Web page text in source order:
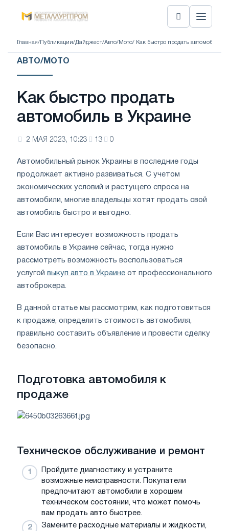
Главная/ Публикации/Дайджест/Авто/Мото/ Как быстро продать автомобиль в
АВТО/МОТО
Как быстро продать
автомобиль в Украине
2 МАЯ 2023, 10:23 13 0
Автомобильный рынок Украины в последние годы
продолжает активно развиваться. С учетом
экономических условий и растущего спроса на
автомобили, многие владельцы хотят продать свой
автомобиль быстро и выгодно.
Если Вас интересует возможность продать
автомобиль в Украине сейчас, тогда нужно
рассмотреть возможность воспользоваться
услугой выкуп авто в Украине от профессионального
автоброкера.
В данной статье мы рассмотрим, как подготовиться
к продаже, определить стоимость автомобиля,
правильно составить объявление и провести сделку
безопасно.
Подготовка автомобиля к
продаже
Техническое обслуживание и ремонт
Пройдите диагностику и устраните
возможные неисправности. Покупатели
предпочитают автомобили в хорошем
техническом состоянии, что может помочь
вам продать авто быстрее.
Замените расходные материалы и жидкости,